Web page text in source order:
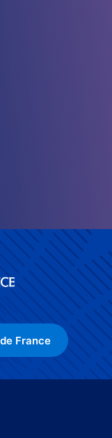
France